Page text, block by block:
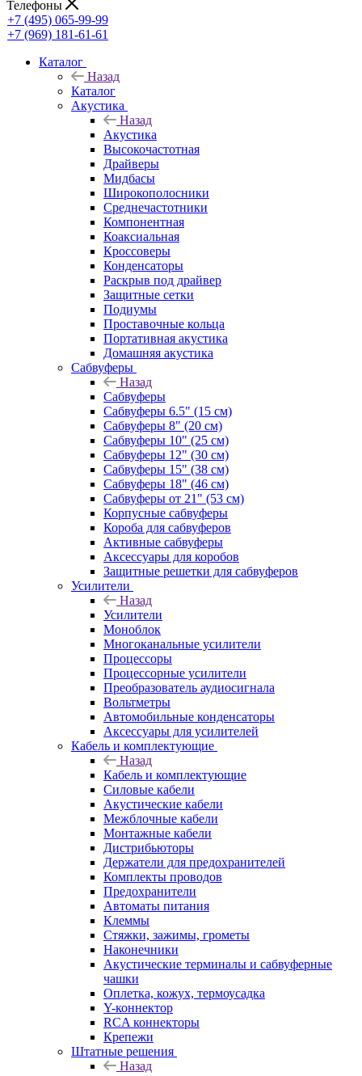
Телефоны
+7 (495) 065-99-99
+7 (969) 181-61-61
Каталог
Назад
Каталог
Акустика
Назад
Акустика
Высокочастотная
Драйверы
Мидбасы
Широкополосники
Среднечастотники
Компонентная
Коаксиальная
Кроссоверы
Конденсаторы
Раскрыв под драйвер
Защитные сетки
Подиумы
Проставочные кольца
Портативная акустика
Домашняя акустика
Сабвуферы
Назад
Сабвуферы
Сабвуферы 6.5" (15 см)
Сабвуферы 8" (20 см)
Сабвуферы 10" (25 см)
Сабвуферы 12" (30 см)
Сабвуферы 15" (38 см)
Сабвуферы 18" (46 см)
Сабвуферы от 21" (53 см)
Корпусные сабвуферы
Короба для сабвуферов
Активные сабвуферы
Аксессуары для коробов
Защитные решетки для сабвуферов
Усилители
Назад
Усилители
Моноблок
Многоканальные усилители
Процессоры
Процессорные усилители
Преобразователь аудиосигнала
Вольтметры
Автомобильные конденсаторы
Аксессуары для усилителей
Кабель и комплектующие
Назад
Кабель и комплектующие
Силовые кабели
Акустические кабели
Межблочные кабели
Монтажные кабели
Дистрибьюторы
Держатели для предохранителей
Комплекты проводов
Предохранители
Автоматы питания
Клеммы
Стяжки, зажимы, грометы
Наконечники
Акустические терминалы и сабвуферные
чашки
Оплетка, кожух, термоусадка
Y-коннектор
RCA коннекторы
Крепежи
Штатные решения
Назад